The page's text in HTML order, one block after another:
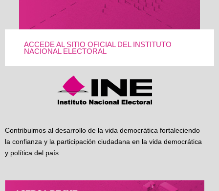
ACCEDE AL SITIO OFICIAL DEL INSTITUTO
NACIONAL ELECTORAL
Contribuimos al desarrollo de la vida democrática fortaleciendo
la confianza y la participación ciudadana en la vida democrática
y política del país.